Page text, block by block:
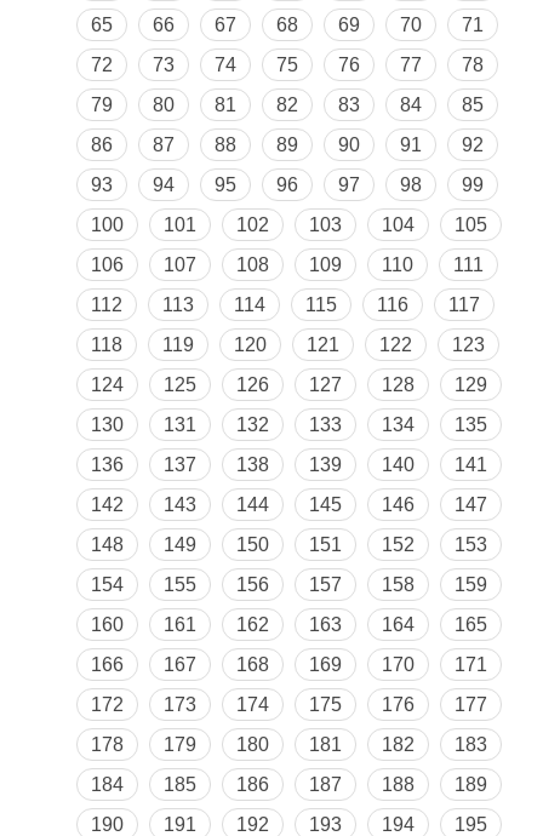
65
66 67 68 69 70
71
72
73 74 75 76 77
78
79
80 81 82 83 84
85
86
87 88 89 90 91
92
93
94 95 96 97 98
99
100
101 102 103 104
105
106
107 108 109 110
111
112
113 114 115 116
117
118
119 120 121 122
123
124
125 126 127 128
129
130
131 132 133 134
135
136
137 138 139 140
141
142
143 144 145 146
147
148
149 150 151 152
153
154
155 156 157 158
159
160
161 162 163 164
165
166
167 168 169 170
171
172
173 174 175 176
177
178
179 180 181 182
183
184
185 186 187 188
189
190
191 192 193 194
195